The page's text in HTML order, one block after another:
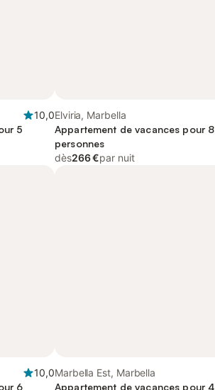
10,0
5
Elviria, Marbella
Appartement de vacances pour 8
personnes
dès266 €par nuit
10,0
6
Marbella Est, Marbella
Appartement de vacances pour 4